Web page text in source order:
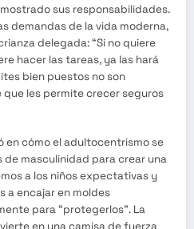
sus responsabilidades.
demandas de la vida moderna,
delegada: “Si no quiere
hacer las tareas, ya las hará
bien puestos no son
que les permite crecer seguros
en cómo el adultocentrismo se
masculinidad para crear una
a los niños expectativas y
a encajar en moldes
para “protegerlos”. La